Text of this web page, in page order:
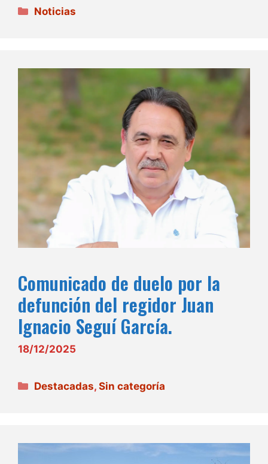
Categorías
Noticias
Comunicado de duelo por la
defunción del regidor Juan
Ignacio Seguí García.
18/12/2025
Categorías
Destacadas,Sin categoría